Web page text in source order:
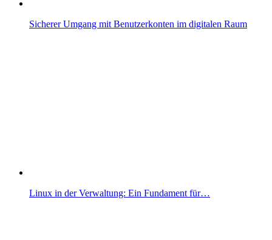
Sicherer Umgang mit Benutzerkonten im digitalen Raum
Linux in der Verwaltung: Ein Fundament für…